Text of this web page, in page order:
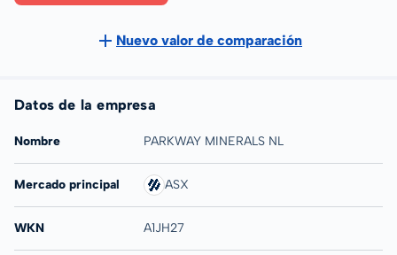
Nuevo valor de comparación
Datos de la empresa
Nombre PARKWAY MINERALS NL
Mercado principal ASX
WKN A1JH27